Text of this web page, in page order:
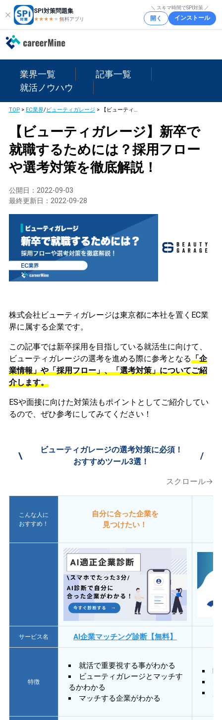
SPI対策問題集
★★★★ ★★
無料アプリ
＼ スキマ時間でSPI対策 ／
開く インストール
業界一覧
記事一覧
就活ノウハウ
TOP> EC業界/ビューティガレージ > 【ビューティガレージ】新卒で就職するためには？採用フローや選考対策を徹底解説！
【ビューティガレージ】新卒で
就職するためには？採用フロー
や選考対策を徹底解説！
公開日： 2022-09-03
最終更新日： 2022-09-28
株式会社ビューティガレージは東京都に本社を置くEC業
界に属する企業です。
この記事では新卒採用を目指している就活生に向けて、
ビューティガレージの選考を進める際に参考となる「企
業情報」や「採用フロー」、「選考対策」についてご紹
介します。
ESや面接に向けた対策法もポイントとしてご紹介してい
るので、ぜひ参考にしてみてください！
\
ビューティガレージの選考対策に必須！
おすすめツール3選！
/
スクロール→
こんな人に
おすすめ！
自分に合った企業を
見つけたい！
サービス名 AI企業マッチング診断【無料】
特徴
就活で重要視する事がわかる
ビューティガレージとマッチす
るかわかる
マッチする企業がわかる
質